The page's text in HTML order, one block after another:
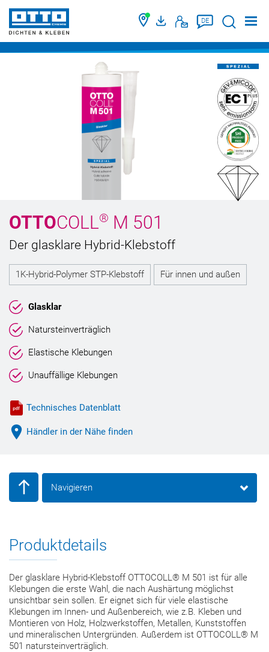
DE Suche
OTTOCOLL® M 501
Der glasklare Hybrid-Klebstoff
1K-Hybrid-Polymer STP-Klebstoff Für innen und außen
Glasklar
Natursteinverträglich
Elastische Klebungen
Unauffällige Klebungen
Technisches Datenblatt
Händler in der Nähe finden
Navigieren
Produktdetails
Der glasklare Hybrid-Klebstoff OTTOCOLL® M 501 ist für alle
Klebungen die erste Wahl, die nach Aushärtung möglichst
unsichtbar sein sollen. Er eignet sich für viele elastische
Klebungen im Innen- und Außenbereich, wie z.B. Kleben und
Montieren von Holz, Holzwerkstoffen, Metallen, Kunststoffen
und mineralischen Untergründen. Außerdem ist OTTOCOLL® M
501 natursteinverträglich.